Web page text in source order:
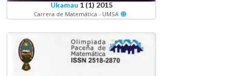
Ukamau 1 (1) 2015
Carrera de Matemática - UMSA